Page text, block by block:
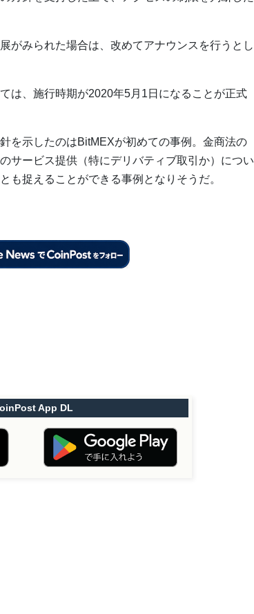
がみられた場合は、改めてアナウンスを行うとし
は、施行時期が2020年5月1日になることが正式
を示したのはBitMEXが初めての事例。金商法の
サービス提供（特にデリバティブ取引か）につい
も捉えることができる事例となりそうだ。
App DL